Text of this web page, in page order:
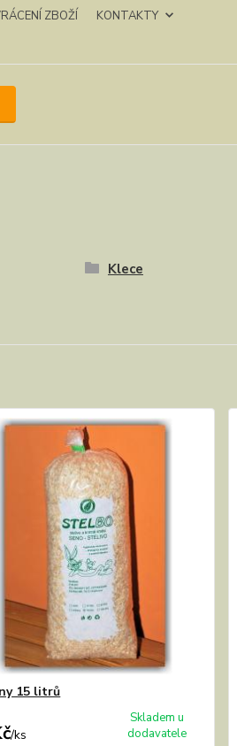
ZBOŽÍ
KONTAKTY
Klece
15 litrů
/ks
Skladem u
dodavatele